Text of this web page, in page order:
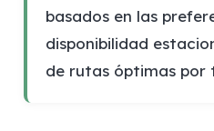
basados en las
disponibilidad
de rutas óptimas por